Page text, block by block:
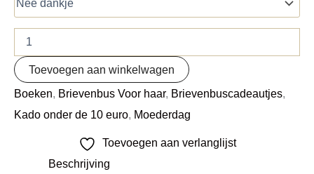
Toevoegen aan winkelwagen
Boeken Brievenbus Voor haar, Brievenbuscadeautjes
Kado onder de 10 euro Moederdag
Toevoegen aan verlanglijst
Beschrijving